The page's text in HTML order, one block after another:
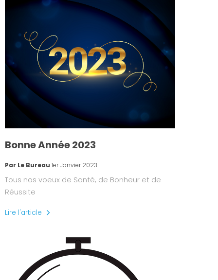
Bonne Année 2023
Par Le Bureau 1er Janvier 2023
Tous nos voeux de Santé, de Bonheur et de
Réussite
Lire l'article